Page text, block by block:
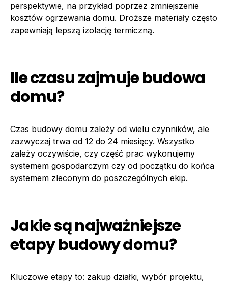
perspektywie, na przykład poprzez zmniejszenie
kosztów ogrzewania domu. Droższe materiały często
zapewniają lepszą izolację termiczną.
Ile czasu zajmuje budowa
domu?
Czas budowy domu zależy od wielu czynników, ale
zazwyczaj trwa od 12 do 24 miesięcy. Wszystko
zależy oczywiście, czy część prac wykonujemy
systemem gospodarczym czy od początku do końca
systemem zleconym do poszczególnych ekip.
Jakie są najważniejsze
etapy budowy domu?
Kluczowe etapy to: zakup działki, wybór projektu,